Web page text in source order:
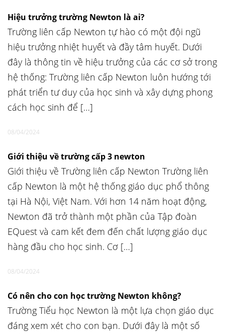
Hiệu trưởng trường Newton là ai?
Trường liên cấp Newton tự hào có một đội ngũ
hiệu trưởng nhiệt huyết và đầy tâm huyết. Dưới
đây là thông tin về hiệu trưởng của các cơ sở trong
hệ thống: Trường liên cấp Newton luôn hướng tới
phát triển tư duy của học sinh và xây dựng phong
cách học sinh để […]
08/04/2024
Giới thiệu về trường cấp 3 newton
Giới thiệu về Trường liên cấp Newton Trường liên
cấp Newton là một hệ thống giáo dục phổ thông
tại Hà Nội, Việt Nam. Với hơn 14 năm hoạt động,
Newton đã trở thành một phần của Tập đoàn
EQuest và cam kết đem đến chất lượng giáo dục
hàng đầu cho học sinh. Cơ […]
08/04/2024
Có nên cho con học trường Newton không?
Trường Tiểu học Newton là một lựa chọn giáo dục
đáng xem xét cho con bạn. Dưới đây là một số